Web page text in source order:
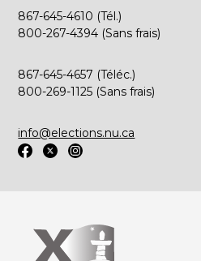
867-645-4610 (Tél.)
800-267-4394 (Sans frais)
867-645-4657 (Téléc.)
800-269-1125 (Sans frais)
info@elections.nu.ca